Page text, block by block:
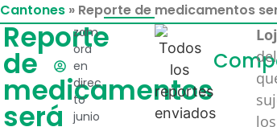
Cantones » Reporte de medicamentos
Reporte
de
medicamentos
será
zam
ora
en
direc
to
junio